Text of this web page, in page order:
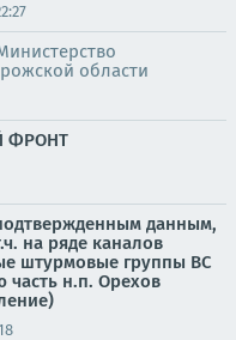
области
ФРОНТ
данным,
на ряде каналов
штурмовые группы ВС
н.п. Орехов